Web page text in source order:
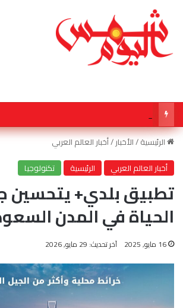
الرئيسية/الأخبار/أخبار العالم العربي
أخبار العالم العربي
الرئيسية تكنولوجيا
تطبيق بلدي+ يتحسين
الحياة في المدن
16 مايو, 2025 آخر تحديث: 29 مايو, 2026